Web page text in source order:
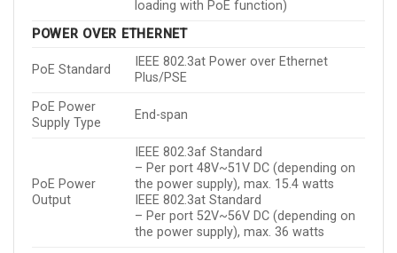
loading with PoE function)
POWER OVER ETHERNET
PoE Standard
IEEE 802.3at Power over Ethernet
Plus/PSE
PoE Power
Supply Type
End-span
PoE Power
Output
IEEE 802.3af Standard
– Per port 48V~51V DC (depending on
the power supply), max. 15.4 watts
IEEE 802.3at Standard
– Per port 52V~56V DC (depending on
the power supply), max. 36 watts